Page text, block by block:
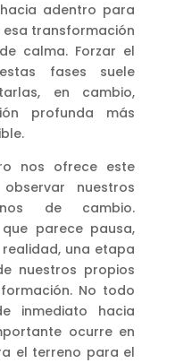
adentro para
transformación
calma. Forzar el
fases suele
en cambio,
profunda más
nos ofrece este
nuestros
de cambio.
parece pausa,
una etapa
nuestros propios
No todo
inmediato hacia
ocurre en
el terreno para el